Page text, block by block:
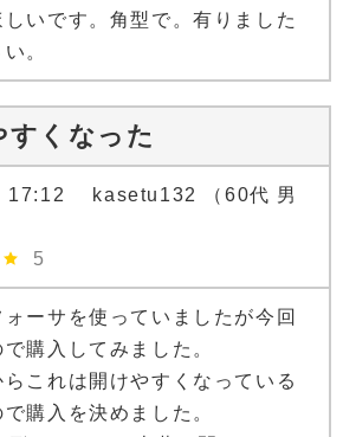
いです。角型で。有りました
。
すくなった
17:12 kasetu132 （60代 男
5
ーサを使っていましたが今回
購入してみました。
これは開けやすくなっている
購入を決めました。